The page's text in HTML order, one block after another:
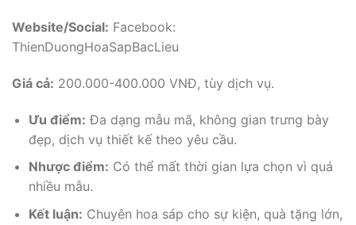
Website/Social: Facebook:
ThienDuongHoaSapBacLieu
Giá cả: 200.000-400.000 VNĐ, tùy dịch vụ.
Ưu điểm: Đa dạng mẫu mã, không gian trưng bày
đẹp, dịch vụ thiết kế theo yêu cầu.
Nhược điểm: Có thể mất thời gian lựa chọn vì quá
nhiều mẫu.
Kết luận: Chuyên hoa sáp cho sự kiện, quà tặng lớn,